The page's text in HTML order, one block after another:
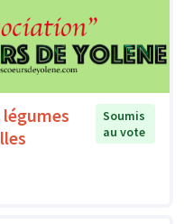
Soumis
au vote